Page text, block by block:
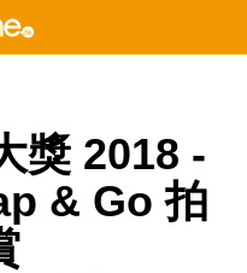
獎 2018 -
& Go 拍